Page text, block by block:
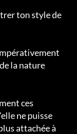
ton style de
la nature
ces
ne puisse
attachée à